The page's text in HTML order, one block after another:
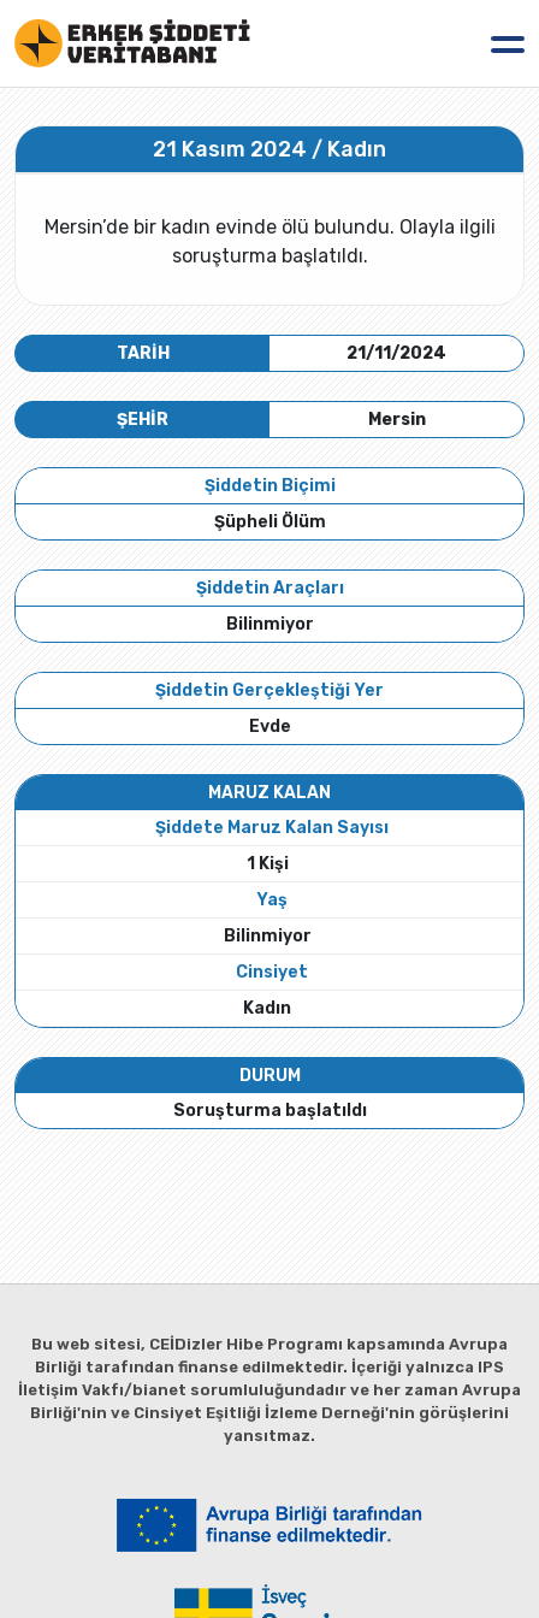
21 Kasım 2024 / Kadın
Mersin’de bir kadın evinde ölü bulundu. Olayla ilgili
soruşturma başlatıldı.
TARİH 21/11/2024
Mersin
ŞEHİR
Şiddetin Biçimi
Şüpheli Ölüm
Şiddetin Araçları
Bilinmiyor
Şiddetin Gerçekleştiği Yer
Evde
MARUZ KALAN
Şiddete Maruz Kalan Sayısı
1 Kişi
Yaş
Bilinmiyor
Cinsiyet
Kadın
DURUM
Soruşturma başlatıldı
Bu web sitesi, CEİDizler Hibe Programı kapsamında Avrupa
Birliği tarafından finanse edilmektedir. İçeriği yalnızca IPS
İletişim Vakfı/bianet sorumluluğundadır ve her zaman Avrupa
Birliği'nin ve Cinsiyet Eşitliği İzleme Derneği'nin görüşlerini
yansıtmaz.